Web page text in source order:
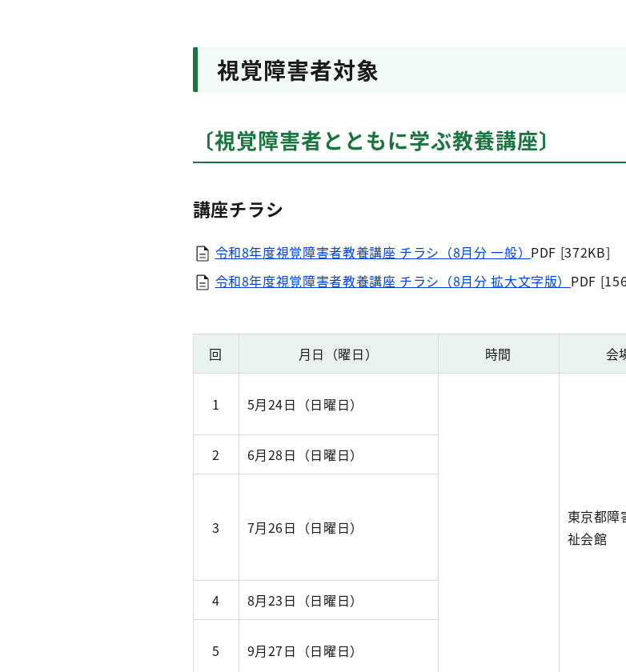
視覚障害者対象
〔視覚障害者とともに学ぶ教養講座〕
講座チラシ
令和8年度視覚障害者教養講座 チラシ（8月分 一般） PDF [372KB]
令和8年度視覚障害者教養講座 チラシ（8月分 拡大文字版） PDF
回 月日（曜日） 時間 会
1 5月24日（日曜日）
東京都障
祉会館
2 6月28日（日曜日）
3 7月26日（日曜日）
4 8月23日（日曜日）
5 9月27日（日曜日）